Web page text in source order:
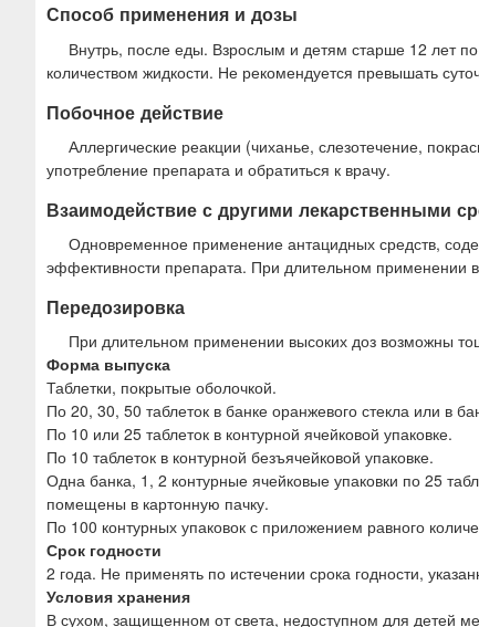
Способ применения и дозы
Внутрь, после еды. Взрослым и детям старше 12 лет
количеством жидкости. Не рекомендуется превышать
Побочное действие
Аллергические реакции (чиханье, слезотечение,
употребление препарата и обратиться к врачу.
Взаимодействие с другими лекарственными
Одновременное применение антацидных средств,
эффективности препарата. При длительном применении
Передозировка
При длительном применении высоких доз возможны
Форма выпуска
Таблетки, покрытые оболочкой.
По 20, 30, 50 таблеток в банке оранжевого стекла или в
По 10 или 25 таблеток в контурной ячейковой упаковке.
По 10 таблеток в контурной безъячейковой упаковке.
Одна банка, 1, 2 контурные ячейковые упаковки по 25
помещены в картонную пачку.
По 100 контурных упаковок с приложением равного
Срок годности
2 года. Не применять по истечении срока годности,
Условия хранения
В сухом, защищенном от света, недоступном для детей